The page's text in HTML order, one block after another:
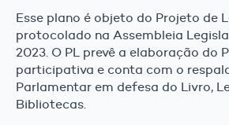
Esse plano é objeto do Projeto de
protocolado na Assembleia
2023. O PL prevê a elaboração do
participativa e conta com o
Parlamentar em defesa do Livro,
Bibliotecas.